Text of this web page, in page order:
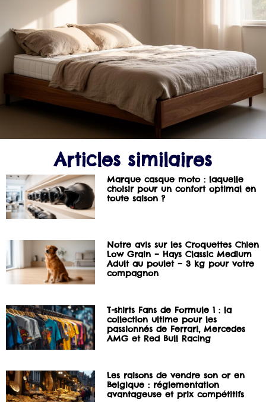
Articles similaires
Marque casque moto : laquelle
choisir pour un confort optimal en
toute saison ?
Notre avis sur les Croquettes Chien
Low Grain – Hays Classic Medium
Adult au poulet – 3 kg pour votre
compagnon
T-shirts Fans de Formule 1 : la
collection ultime pour les
passionnés de Ferrari, Mercedes
AMG et Red Bull Racing
Les raisons de vendre son or en
Belgique : réglementation
avantageuse et prix compétitifs